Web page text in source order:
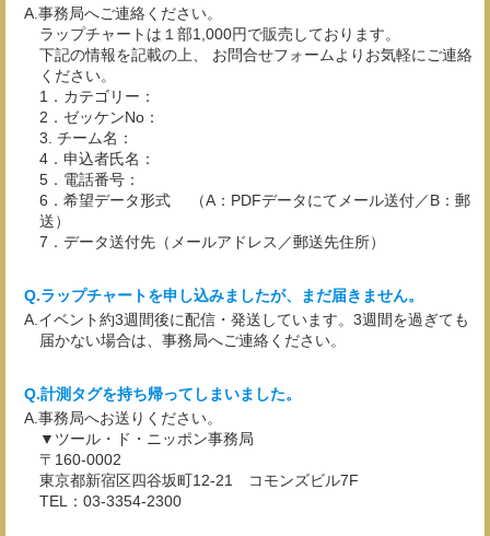
事務局へご連絡ください。
ラップチャートは１部1,000円で販売しております。
下記の情報を記載の上、 お問合せフォームよりお気軽にご連絡
ください。
1．カテゴリー：
2．ゼッケンNo：
3. チーム名：
4．申込者氏名：
5．電話番号：
6．希望データ形式 （A：PDFデータにてメール送付／B：郵
送）
7．データ送付先（メールアドレス／郵送先住所）
ラップチャートを申し込みましたが、まだ届きません。
イベント約3週間後に配信・発送しています。3週間を過ぎても
届かない場合は、事務局へご連絡ください。
計測タグを持ち帰ってしまいました。
事務局へお送りください。
▼ツール・ド・ニッポン事務局
〒160-0002
東京都新宿区四谷坂町12-21 コモンズビル7F
TEL：03-3354-2300